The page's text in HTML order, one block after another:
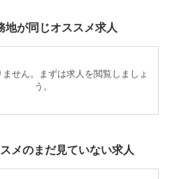
地が同じオススメ求人
せん。まずは求人を閲覧しましょ
う。
メのまだ見ていない求人